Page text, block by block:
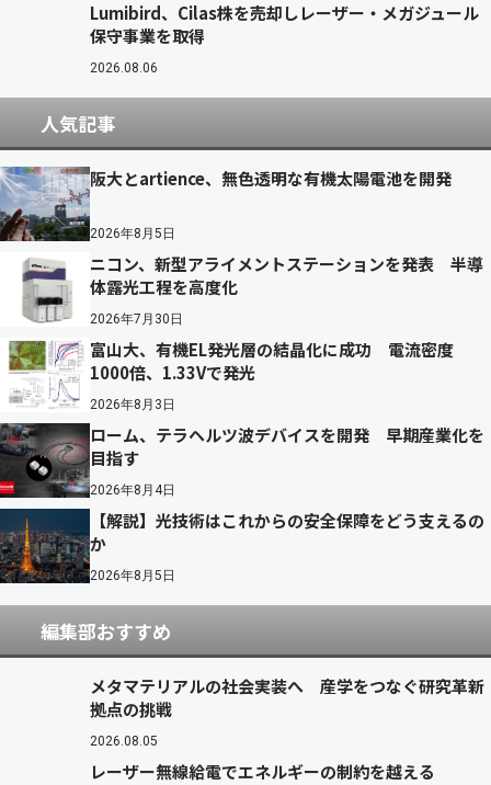
Lumibird、Cilas株を売却しレーザー・メガジュール
保守事業を取得
2026.08.06
人気記事
阪大とartience、無色透明な有機太陽電池を開発
2026年8月5日
ニコン、新型アライメントステーションを発表 半導
体露光工程を高度化
2026年7月30日
富山大、有機EL発光層の結晶化に成功 電流密度
1000倍、1.33Vで発光
2026年8月3日
ローム、テラヘルツ波デバイスを開発 早期産業化を
目指す
2026年8月4日
【解説】光技術はこれからの安全保障をどう支えるの
か
2026年8月5日
編集部おすすめ
メタマテリアルの社会実装へ 産学をつなぐ研究革新
拠点の挑戦
2026.08.05
レーザー無線給電でエネルギーの制約を越える